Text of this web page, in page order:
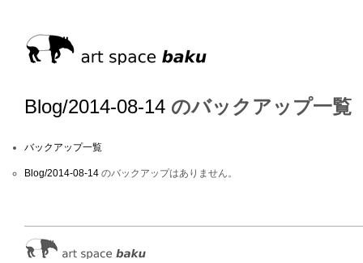
Blog/2014-08-14 のバックアップ一覧
バックアップ一覧
Blog/2014-08-14 のバックアップはありません。